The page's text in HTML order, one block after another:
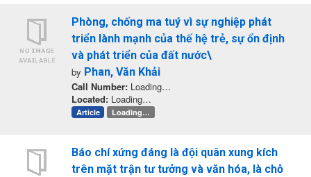
Phòng, chống ma tuý vì sự nghiệp phát
triển lành mạnh của thế hệ trẻ, sự ổn định
và phát triển của đất nước\
by Phan, Văn Khải
Call Number: Loading…
Located: Loading…
Article Loading…
Báo chí xứng đáng là đội quân xung kích
trên mặt trận tư tưởng và văn hóa, là chỗ